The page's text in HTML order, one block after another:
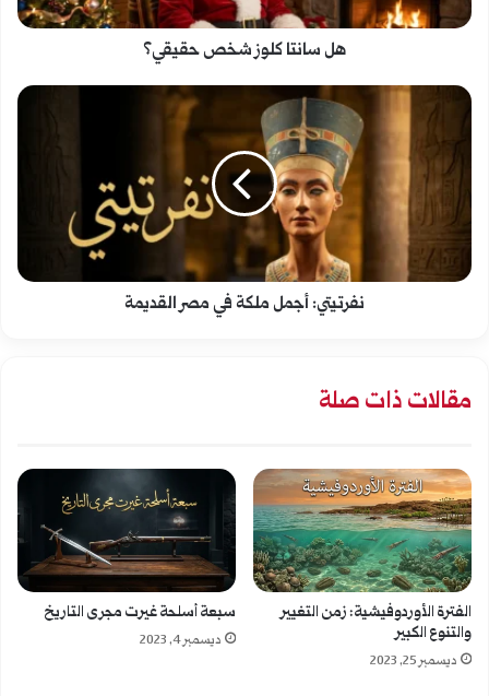
حقيقي؟
هل سانتا كلوز شخص حقيقي؟
نفرتيتي:
أجمل
ملكة
في
مصر
نفرتيتي: أجمل ملكة في مصر القديمة
مقالات ذات صلة
الفترة الأوردوفيشية: زمن التغيير
والتنوع الكبير
ديسمبر 25, 2023
سبعة أسلحة غيرت مجرى التاريخ
ديسمبر 4, 2023